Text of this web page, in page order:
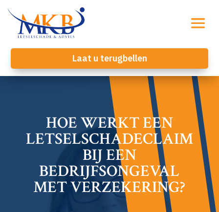
Laat u terugbellen
HOE WERKT EEN
LETSELSCHADECLAIM
BIJ EEN
BEDRIJFSONGEVAL
MET VERZEKERING?